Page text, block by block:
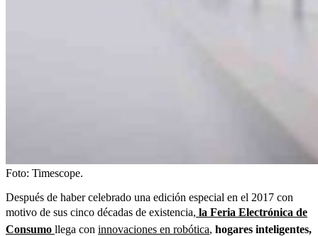
Foto: Timescope.
Después de haber celebrado una edición especial en el 2017 con
motivo de sus cinco décadas de existencia, la Feria Electrónica de
Consumo llega con innovaciones en robótica, hogares inteligentes,